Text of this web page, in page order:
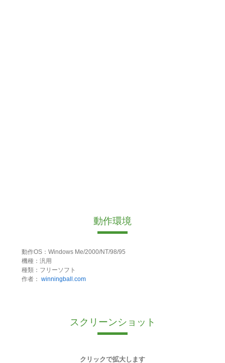
動作環境
動作OS：Windows Me/2000/NT/98/95
機種：汎用
種類：フリーソフト
作者： winningball.com
スクリーンショット
クリックで拡大します